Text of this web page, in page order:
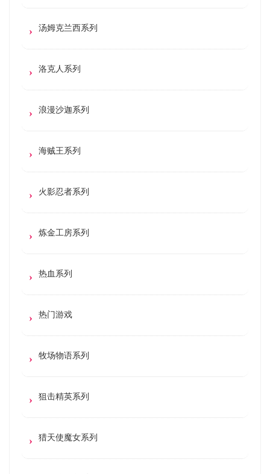
汤姆克兰西系列
洛克人系列
浪漫沙迦系列
海贼王系列
火影忍者系列
炼金工房系列
热血系列
热门游戏
牧场物语系列
狙击精英系列
猎天使魔女系列